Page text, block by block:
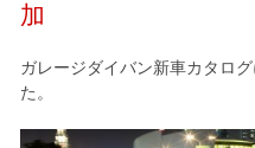
加
ガレージダイバン新車カタロ
た。